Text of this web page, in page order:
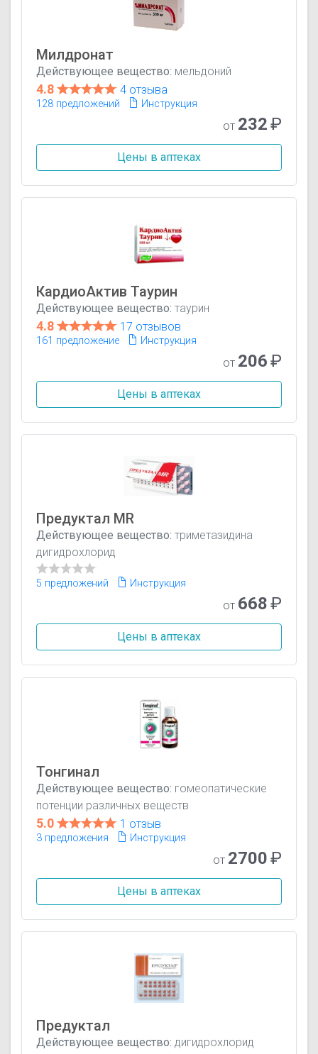
Милдронат
Действующее вещество: мельдоний
4.8 4 отзыва
128 предложений Инструкция
от 232₽
Цены в аптеках
КардиоАктив Таурин
Действующее вещество: таурин
4.8 17 отзывов
161 предложение Инструкция
от 206₽
Цены в аптеках
Предуктал MR
Действующее вещество: триметазидина
дигидрохлорид
5 предложений Инструкция
от 668₽
Цены в аптеках
Тонгинал
Действующее вещество: гомеопатические
потенции различных веществ
5.0 1 отзыв
3 предложения Инструкция
от 2700₽
Цены в аптеках
Предуктал
Действующее вещество: дигидрохлорид